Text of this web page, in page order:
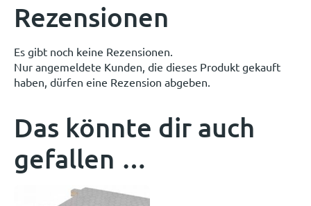
Rezensionen
Es gibt noch keine Rezensionen.
Nur angemeldete Kunden, die dieses Produkt gekauft
haben, dürfen eine Rezension abgeben.
Das könnte dir auch
gefallen …